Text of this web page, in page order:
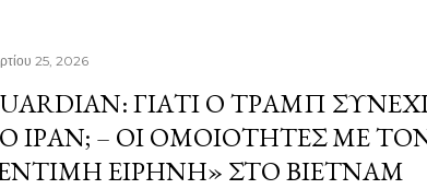
25, 2026
ΓΙΑΤΊ Ο ΤΡΑΜΠ
ΙΡΆΝ; – ΟΙ ΟΜΟΙΌΤΗΤΕΣ ΜΕ
ΕΙΡΉΝΗ» ΣΤΟ ΒΙΕΤΝΆΜ